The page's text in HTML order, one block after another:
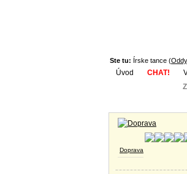
Ste tu: Írske tance (
Úvod
CHAT!
Doprava